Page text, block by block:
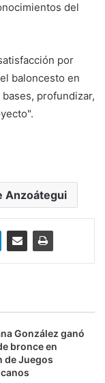
del
por
baloncesto en
profundizar,
Anzoátegui
González ganó
bronce en
de Juegos